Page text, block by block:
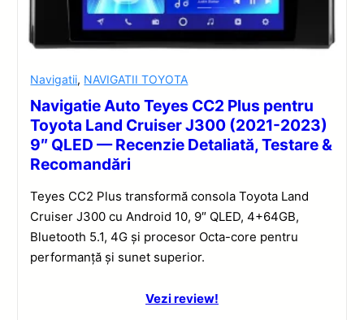
Navigatii, NAVIGATII TOYOTA
Navigatie Auto Teyes CC2 Plus pentru
Toyota Land Cruiser J300 (2021-2023)
9″ QLED — Recenzie Detaliată, Testare &
Recomandări
Teyes CC2 Plus transformă consola Toyota Land
Cruiser J300 cu Android 10, 9″ QLED, 4+64GB,
Bluetooth 5.1, 4G și procesor Octa-core pentru
performanță și sunet superior.
Vezi review!